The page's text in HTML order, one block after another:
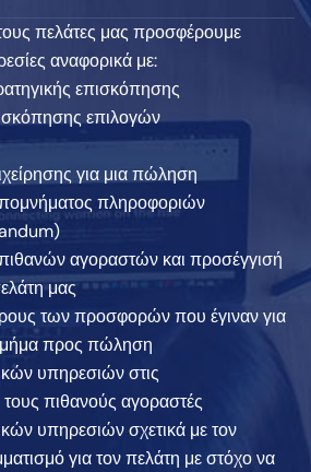
πελάτες μας προσφέρουμε
αναφορικά με:
επισκόπησης
επιλογών
για μια πώληση
πληροφοριών
αγοραστών και προσέγγισή
μας
των προσφορών που έγιναν για
προς πώληση
υπηρεσιών στις
πιθανούς αγοραστές
υπηρεσιών σχετικά με τον
για τον πελάτη με στόχο να